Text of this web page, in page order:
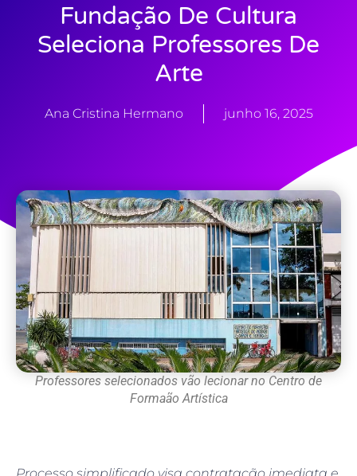
Fundação De Cultura
Seleciona Professores De
Arte
Ana Cristina Hermano junho 16, 2025
Professores selecionados vão lecionar no Centro de
Formaão Artística
Processo simplificado visa contratação imediata e